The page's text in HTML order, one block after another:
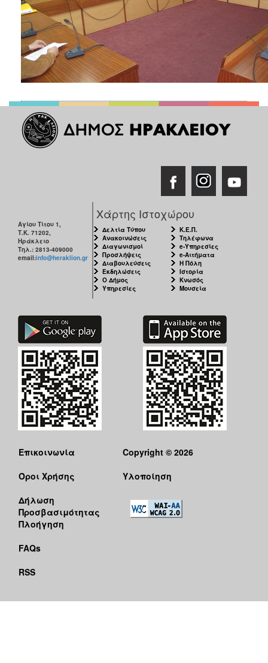
Αγίου Τίτου 1,
Τ.Κ. 71202,
Ηράκλειο
Τηλ.: 2813-409000
email:info@heraklion.gr
Χάρτης Ιστοχώρου
Δελτία Τύπου
Ανακοινώσεις
Διαγωνισμοί
Προσλήψεις
Διαβουλεύσεις
Εκδηλώσεις
Ο Δήμος
Υπηρεσίες
Κ.Ε.Π.
Τηλέφωνα
e-Υπηρεσίες
e-Αιτήματα
Η Πόλη
Ιστορία
Κνωσός
Μουσεία
Επικοινωνία
Όροι Χρήσης
Δήλωση
Προσβασιμότητας
Πλοήγηση
FAQs
RSS
Copyright © 2026
Υλοποίηση